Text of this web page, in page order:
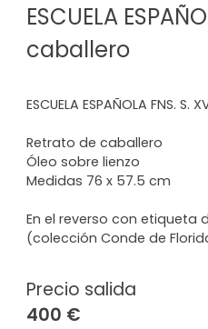
ESCUELA
caballero
Precio salida
400 €
ESCUELA ESPAÑOLA FNS. S.
Retrato de caballero
Óleo sobre lienzo
Medidas 76 x 57.5 cm
En el reverso con etiqueta
(colección Conde de